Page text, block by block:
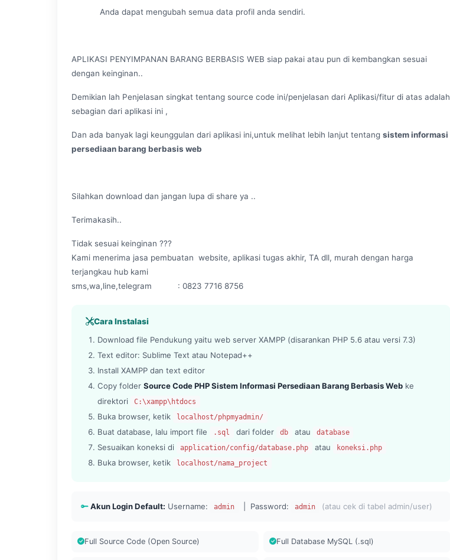
Anda dapat mengubah semua data profil anda sendiri.
APLIKASI PENYIMPANAN BARANG BERBASIS WEB siap pakai atau pun di kembangkan sesuai
dengan keinginan..
Demikian lah Penjelasan singkat tentang source code ini/penjelasan dari Aplikasi/fitur di atas adalah
sebagian dari aplikasi ini ,
Dan ada banyak lagi keunggulan dari aplikasi ini,untuk melihat lebih lanjut tentang sistem informasi
persediaan barang berbasis web
Silahkan download dan jangan lupa di share ya ..
Terimakasih..
Tidak sesuai keinginan ???
Kami menerima jasa pembuatan website, aplikasi tugas akhir, TA dll, murah dengan harga
terjangkau hub kami
sms,wa,line,telegram : 0823 7716 8756
Cara Instalasi
Download file Pendukung yaitu web server XAMPP (disarankan PHP 5.6 atau versi 7.3)
Text editor: Sublime Text atau Notepad++
Install XAMPP dan text editor
Copy folder Source Code PHP Sistem Informasi Persediaan Barang Berbasis Web ke
direktori
C:\xampp\htdocs
Buka browser, ketik localhost/phpmyadmin/
Buat database, lalu import file .sql dari folder db atau database
Sesuaikan koneksi di application/config/database.php atau koneksi.php
Buka browser, ketik localhost/nama_project
Akun Login Default: Username: admin | Password: admin (atau cek di tabel admin/user)
Full Source Code (Open Source) Full Database MySQL (.sql)